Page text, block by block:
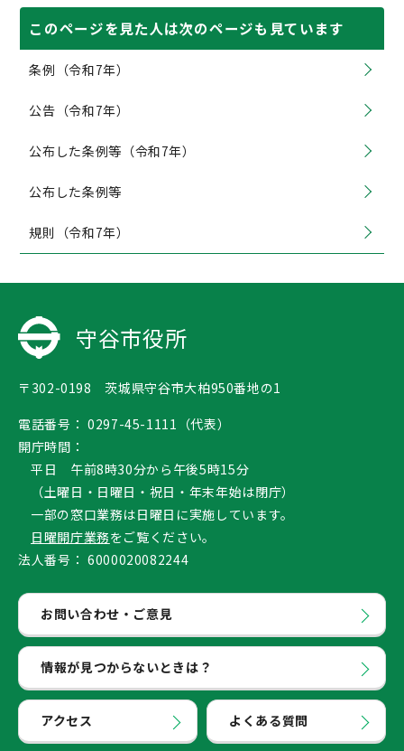
このページを見た人は次のページも見ています
条例（令和7年）
公告（令和7年）
公布した条例等（令和7年）
公布した条例等
規則（令和7年）
守谷市役所
〒302-0198 茨城県守谷市大柏950番地の1
電話番号： 0297-45-1111（代表）
開庁時間：
平日 午前8時30分から午後5時15分
（土曜日・日曜日・祝日・年末年始は閉庁）
一部の窓口業務は日曜日に実施しています。
日曜開庁業務をご覧ください。
法人番号： 6000020082244
お問い合わせ・ご意見
情報が見つからないときは？
アクセス よくある質問